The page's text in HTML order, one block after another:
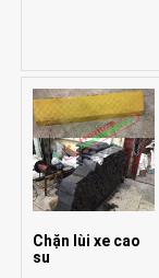
Chặn lùi xe cao
su